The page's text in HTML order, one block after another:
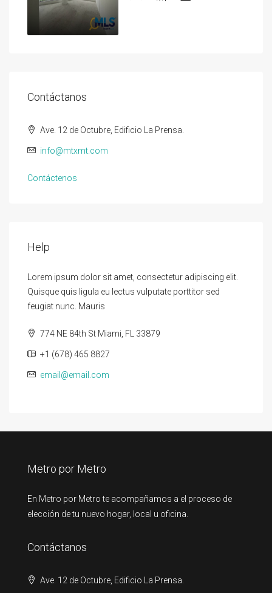
Contáctanos
Ave. 12 de Octubre, Edificio La Prensa.
info@mtxmt.com
Contáctenos
Help
Lorem ipsum dolor sit amet, consectetur adipiscing elit.
Quisque quis ligula eu lectus vulputate porttitor sed
feugiat nunc. Mauris
774 NE 84th St Miami, FL 33879
+1 (678) 465 8827
email@email.com
Metro por Metro
En Metro por Metro te acompañamos a el proceso de
elección de tu nuevo hogar, local u oficina.
Contáctanos
Ave. 12 de Octubre, Edificio La Prensa.